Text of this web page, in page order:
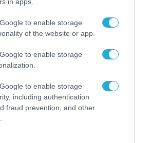
to enable storage
of the website or app.
to enable storage
to enable storage
including authentication
fraud prevention, and other